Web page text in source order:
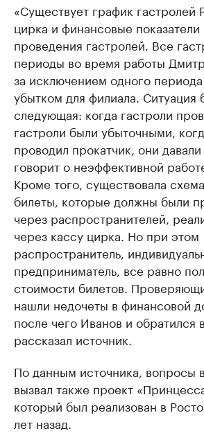
«Существует график гастролей
цирка и финансовые показатели
проведения гастролей. Все
периоды во время работы
за исключением одного
убытком для филиала. Ситуация
следующая: когда гастроли
гастроли были убыточными,
проводил прокатчик, они
говорит о неэффективной
Кроме того, существовала
билеты, которые должны были
через распространителей,
через кассу цирка. Но при этом
распространитель,
предприниматель, все равно
стоимости билетов.
нашли недочеты в финансовой
после чего Иванов и
рассказал источник.
По данным источника, вопросы
вызвал также проект
который был реализован в
лет назад.